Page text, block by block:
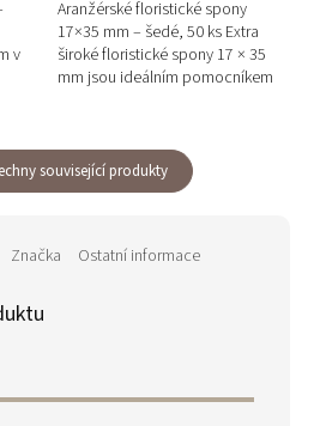
v
Aranžérské floristické spony
17×35 mm – šedé, 50 ks Extra
široké floristické spony 17 × 35
mm jsou ideálním pomocníkem
související produkty
Značka Ostatní informace